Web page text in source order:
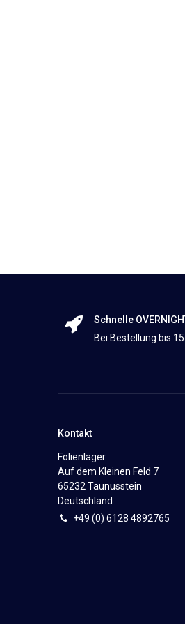
Schnelle
Bei Bestellung bis
Kontakt
Folienlager
Auf dem Kleinen Feld 7
65232 Taunusstein
Deutschland
+49 (0) 6128 4892765